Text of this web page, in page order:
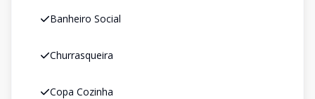
Banheiro Social
Churrasqueira
Copa Cozinha